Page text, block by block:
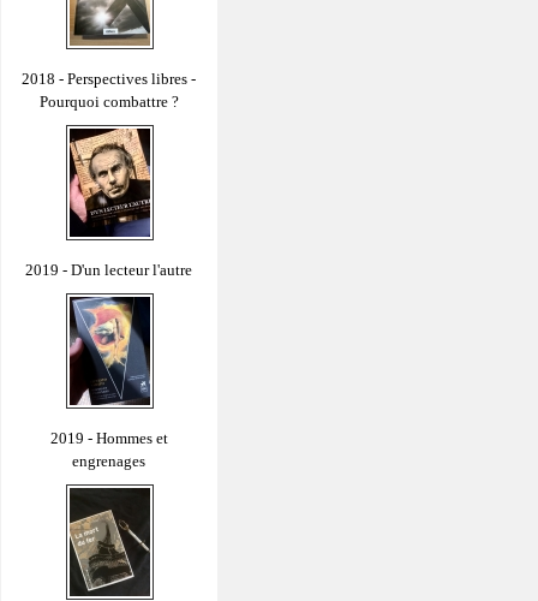
2018 - Perspectives libres -
Pourquoi combattre ?
2019 - D'un lecteur l'autre
2019 - Hommes et
engrenages